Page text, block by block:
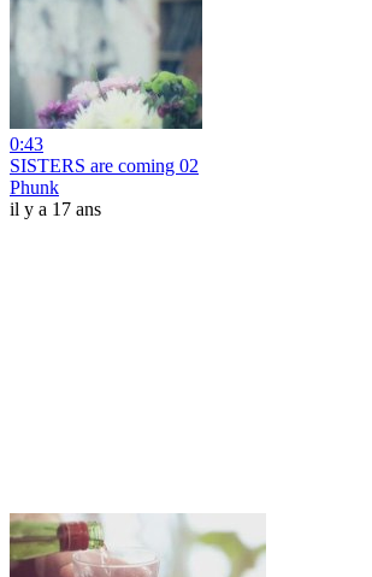
0:43
SISTERS are coming 02
Phunk
il y a 17 ans